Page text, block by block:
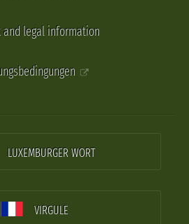
and legal information
LUXEMBURGER WORT
VIRGULE